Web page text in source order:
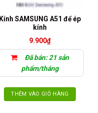
Kính SAMSUNG A51 để ép
kính
9.900₫
Đã bán: 21 sản
phẩm/tháng
THÊM VÀO GIỎ HÀNG